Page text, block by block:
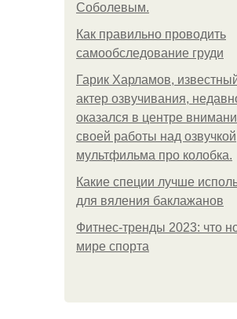
Соболевым.
Как правильно проводить
самообследование груди
Гарик Харламов,
актер озвучивания,
оказался в центре
своей работы над озвучкой
мультфильма про колобка.
Какие специи лучше
для вяления баклажанов
Фитнес-тренды 2023: что
мире спорта